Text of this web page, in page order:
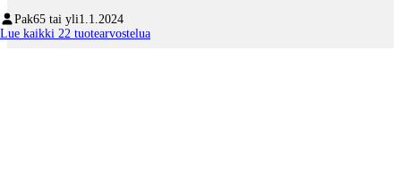
Pak65 tai yli1.1.2024
Lue kaikki 22 tuotearvostelua